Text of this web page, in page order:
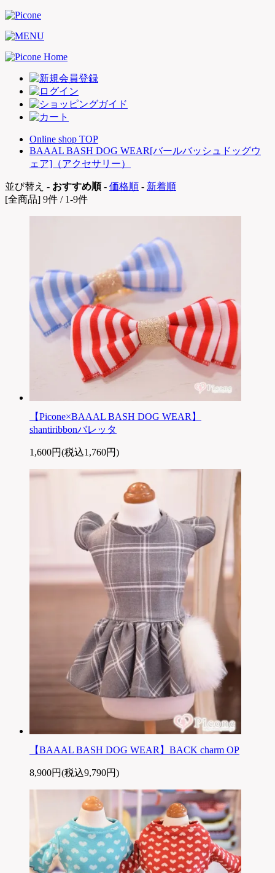
Online shop TOP
BAAAL BASH DOG WEAR[バールバッシュドッグウ
ェア]（アクセサリー）
並び替え - おすすめ順- 価格順 - 新着順
[全商品] 9件 / 1-9件
【Picone×BAAAL BASH DOG WEAR】
shantiribbonバレッタ
1,600円(税込1,760円)
【BAAAL BASH DOG WEAR】BACK charm OP
8,900円(税込9,790円)